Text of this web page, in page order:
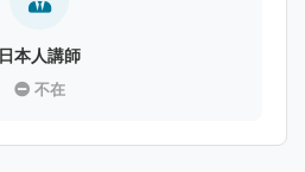
日本人講師
不在